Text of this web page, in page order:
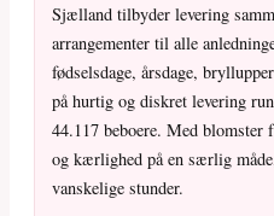
Sjælland tilbyder levering
arrangementer til alle
fødselsdage, årsdage,
på hurtig og diskret levering
44.117 beboere. Med
og kærlighed på en særlig
vanskelige stunder.